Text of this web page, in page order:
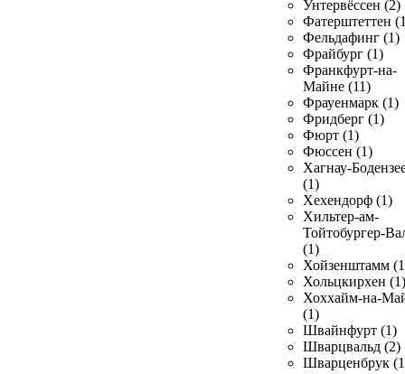
Унтервёссен (2)
Фатерштеттен
Фельдафинг (1)
Фрайбург (1)
Франкфурт-на-
Майне (11)
Фрауенмарк (1)
Фридберг (1)
Фюрт (1)
Фюссен (1)
Хагнау-
(1)
Хехендорф (1)
Хильтер-ам-
Тойтобургер-
(1)
Хойзенштамм
Хольцкирхен (1)
Хоххайм-на-
(1)
Швайнфурт (1)
Шварцвальд (2)
Шварценбрук